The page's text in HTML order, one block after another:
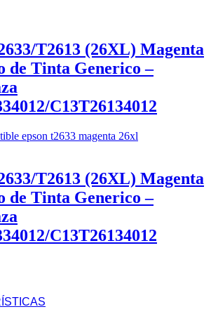
T2613 (26XL) Magenta
de Tinta Generico –
C13T26134012
T2613 (26XL) Magenta
de Tinta Generico –
C13T26134012